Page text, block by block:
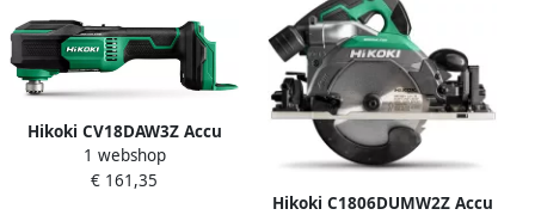
Hikoki CV18DAW3Z Accu
Multitool | 18 V | Exclusief
lader en accu&apos;s In HSC
1 webshop
€ 161,35
Hikoki C1806DUMW2Z Accu